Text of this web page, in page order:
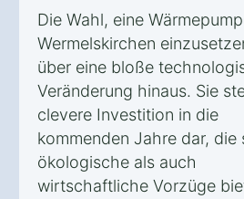
Die Wahl, eine
Wermelskirchen
über eine bloße
Veränderung hinaus. Sie
clevere Investition in die
kommenden Jahre dar, die
ökologische als auch
wirtschaftliche Vorzüge